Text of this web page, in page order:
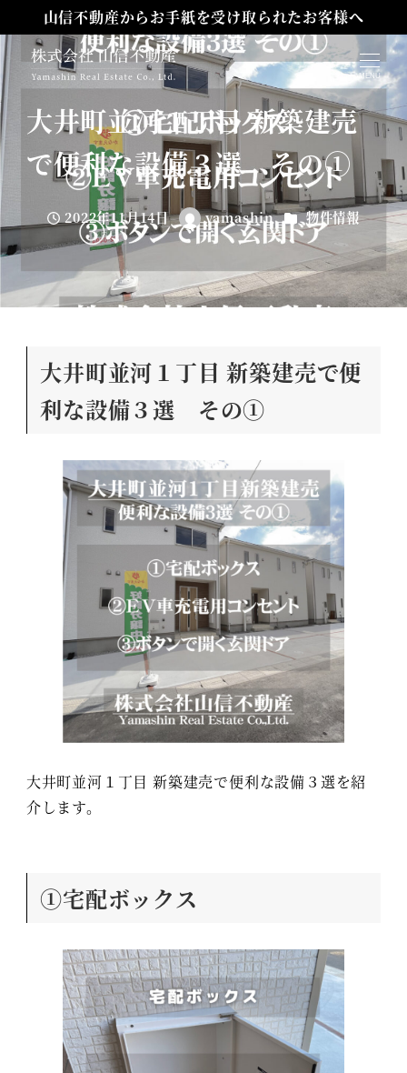
山信不動産からお手紙を受け取られたお客様へ
MENU
山信不動産からお手紙を受け取られたお客様へ
大井町並河１丁目 新築建売
で便利な設備３選 その①
投稿日
2022年11月14日
著
yamashin カテゴリー
物件情報
大井町並河１丁目 新築建売で便
利な設備３選 その①
大井町並河１丁目 新築建売で便利な設備３選を紹
介します。
①宅配ボックス